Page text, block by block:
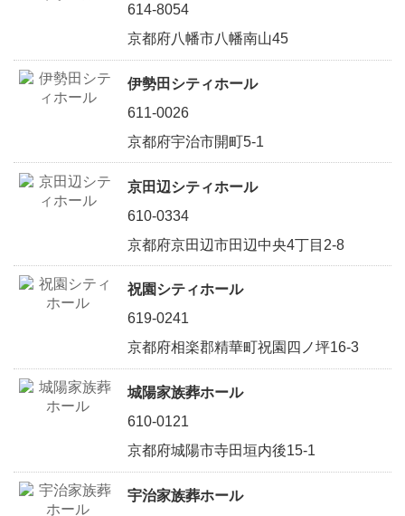
614-8054
京都府八幡市八幡南山45
伊勢田シティホール
611-0026
京都府宇治市開町5-1
京田辺シティホール
610-0334
京都府京田辺市田辺中央4丁目2-8
祝園シティホール
619-0241
京都府相楽郡精華町祝園四ノ坪16-3
城陽家族葬ホール
610-0121
京都府城陽市寺田垣内後15-1
宇治家族葬ホール